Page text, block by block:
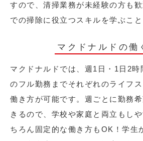
すので、清掃業務が未経験の方も
での掃除に役立つスキルを学ぶこと
マクドナルドの働
マクドナルドでは、週1日・1日2時
のフル勤務までそれぞれのライフ
働き方が可能です。週ごとに勤務
きるので、学校や家庭と両立もし
ちろん固定的な働き方もOK！学生